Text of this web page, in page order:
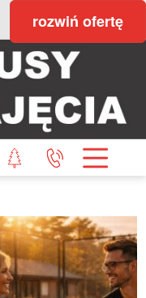
rozwiń ofertę